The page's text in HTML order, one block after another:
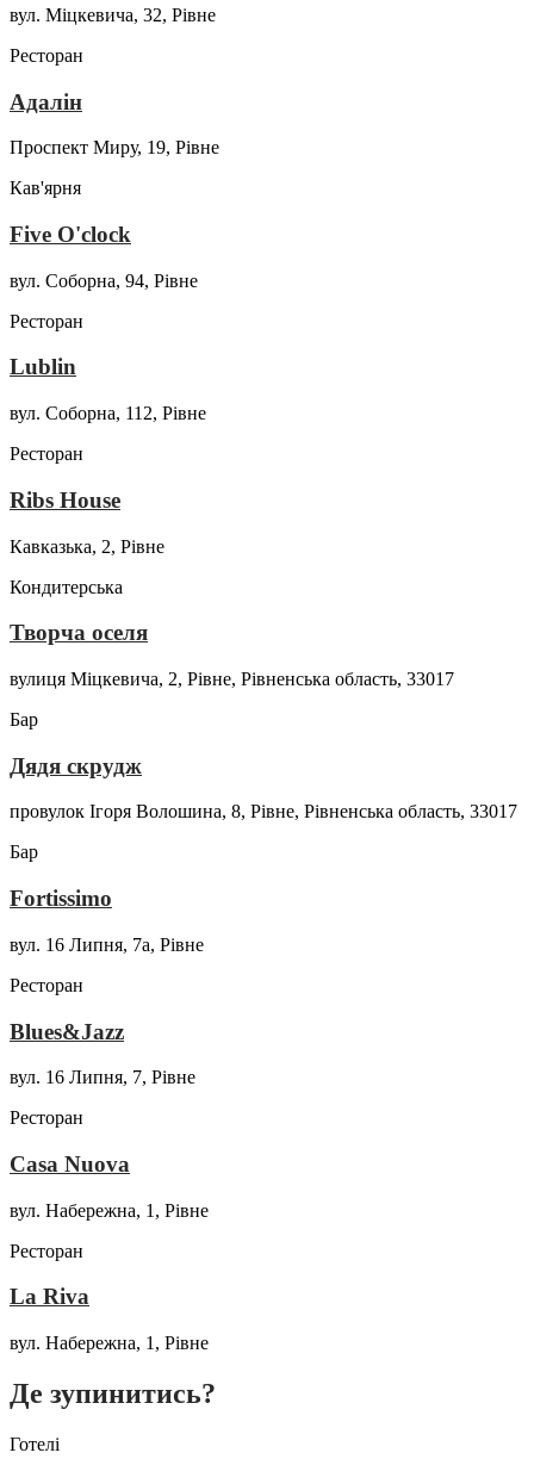
вул. Міцкевича, 32, Рівне
Ресторан
Адалін
Проспект Миру, 19, Рівне
Кав'ярня
Five O'clock
вул. Соборна, 94, Рівне
Ресторан
Lublin
вул. Соборна, 112, Рівне
Ресторан
Ribs House
Кавказька, 2, Рівне
Кондитерська
Творча оселя
вулиця Міцкевича, 2, Рівне, Рівненська область, 33017
Бар
Дядя скрудж
провулок Ігоря Волошина, 8, Рівне, Рівненська область, 33017
Бар
Fortissimo
вул. 16 Липня, 7а, Рівне
Ресторан
Blues&Jazz
вул. 16 Липня, 7, Рівне
Ресторан
Casa Nuova
вул. Набережна, 1, Рівне
Ресторан
La Riva
вул. Набережна, 1, Рівне
Де зупинитись?
Готелі